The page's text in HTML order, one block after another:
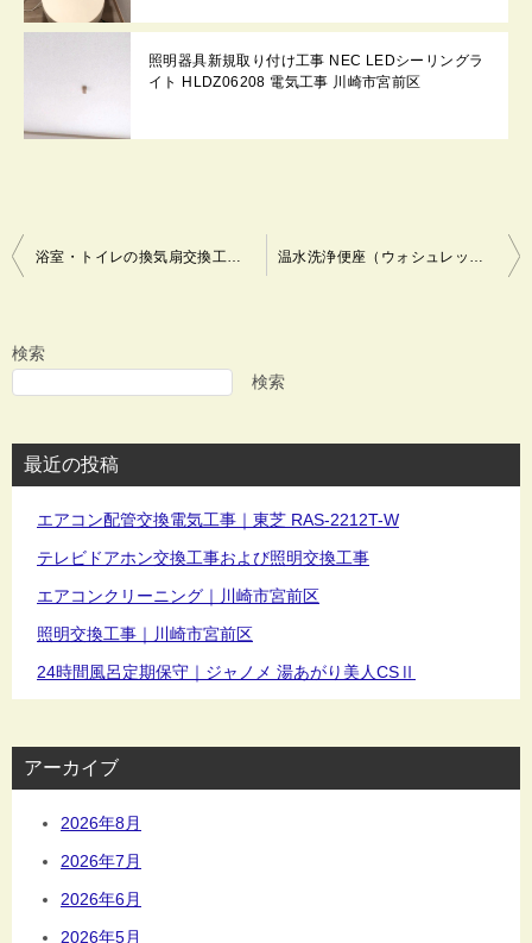
照明器具新規取り付け工事 NEC LEDシーリングラ
イト HLDZ06208 電気工事 川崎市宮前区
投
稿
ビ
ゲ
シ
ョ
検索
検索
最近の投稿
エアコン配管交換電気工事｜東芝 RAS-2212T-W
テレビドアホン交換工事および照明交換工事
エアコンクリーニング｜川崎市宮前区
照明交換工事｜川崎市宮前区
24時間風呂定期保守｜ジャノメ 湯あがり美人CSⅡ
アーカイブ
2026年8月
2026年7月
2026年6月
2026年5月